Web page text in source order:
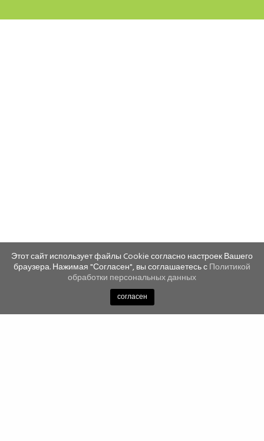
Этот сайт использует файлы Cookie согласно настроек Вашего
браузера. Нажимая "Согласен", вы соглашаетесь сПолитикой
обработки персональных данных
согласен